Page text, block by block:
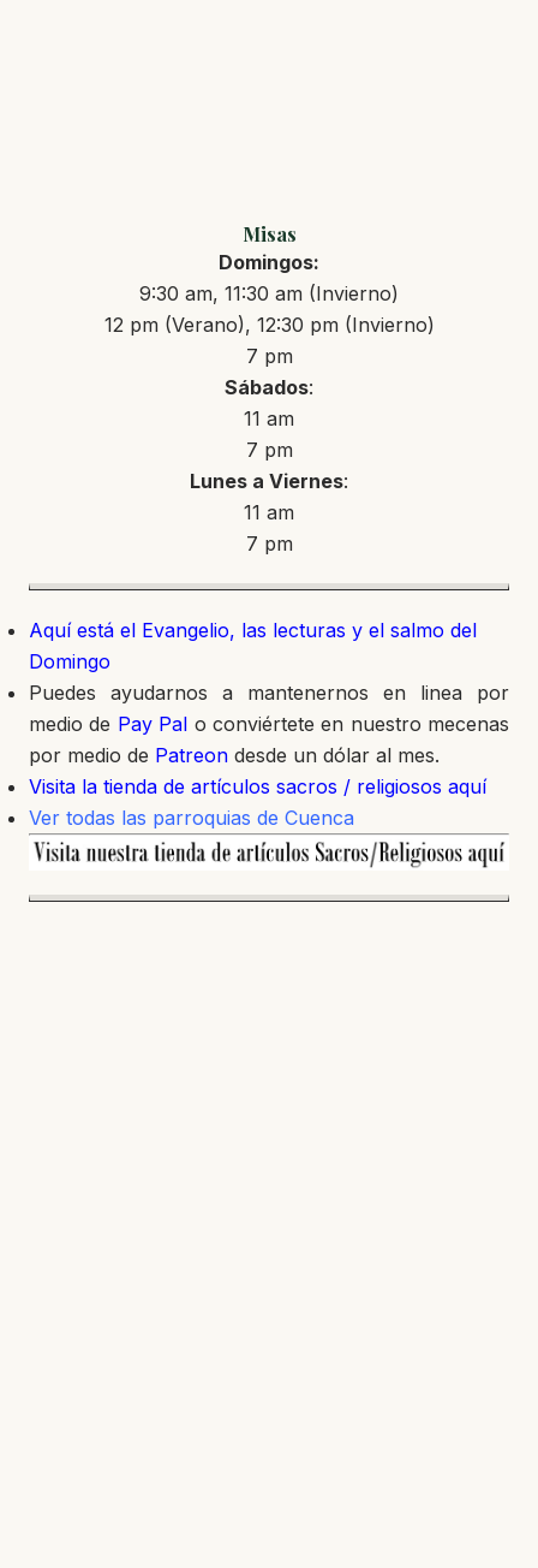
Misas
Domingos:
9:30 am, 11:30 am (Invierno)
12 pm (Verano), 12:30 pm (Invierno)
7 pm
Sábados:
11 am
7 pm
Lunes a Viernes:
11 am
7 pm
Aquí está el Evangelio, las lecturas y el salmo del
Domingo
Puedes ayudarnos a mantenernos en linea por
medio de Pay Pal o conviértete en nuestro mecenas
por medio de Patreon desde un dólar al mes.
Visita la tienda de artículos sacros / religiosos aquí
Ver todas las parroquias de Cuenca